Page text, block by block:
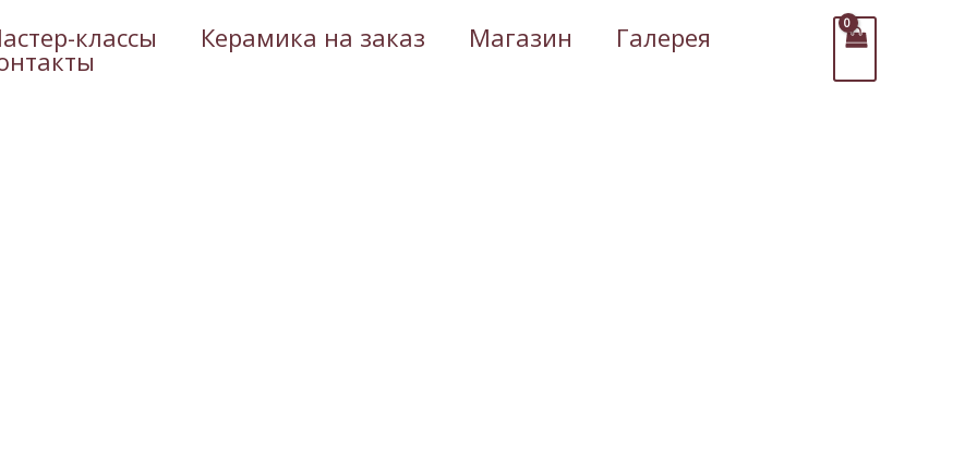
классы Керамика на заказ Магазин Галерея